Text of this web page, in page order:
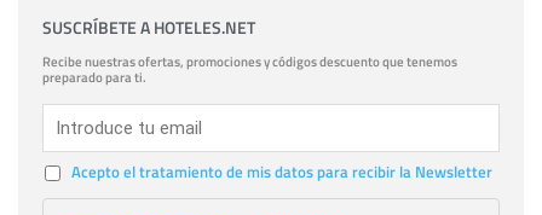
SUSCRÍBETE A HOTELES.NET
Recibe nuestras ofertas, promociones y códigos descuento que tenemos
preparado para ti.
Acepto el tratamiento de mis datos para recibir la Newsletter